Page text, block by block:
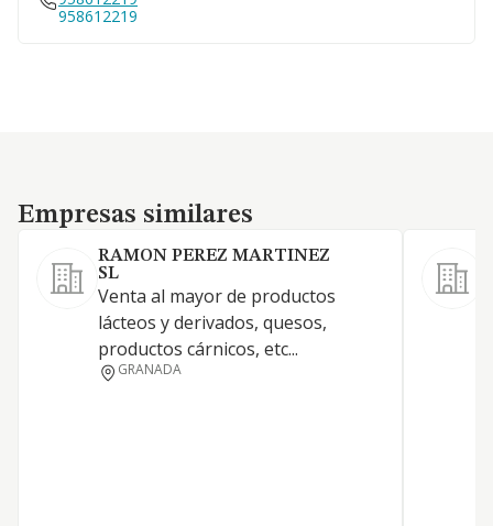
958612219
Empresas similares
Empresas similares
RAMON PEREZ MARTINEZ
SL
Venta al mayor de productos
lácteos y derivados, quesos,
productos cárnicos, etc...
GRANADA